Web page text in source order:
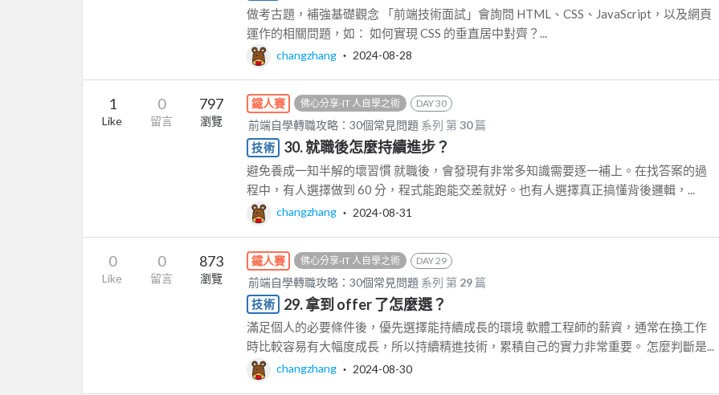
做考古題，補強基礎觀念 「前端技術面試」會詢問 HTML、CSS、JavaScript，以及網頁
運作的相關問題，如： 如何實現 CSS 的垂直居中對齊？...
changzhang ‧ 2024-08-28
1
Like
0
留言
797
瀏覽
鐵人賽 佛心分享-IT 人自學之術 DAY 30
前端自學轉職攻略：30個常見問題 系列 第30篇
技術
30. 就職後怎麼持續進步？
避免養成一知半解的壞習慣 就職後，會發現有非常多知識需要逐一補上。在找答案的過
程中，有人選擇做到 60 分，程式能跑能交差就好。也有人選擇真正搞懂背後邏輯，...
changzhang ‧ 2024-08-31
0
Like
0
留言
873
瀏覽
鐵人賽 佛心分享-IT 人自學之術 DAY 29
前端自學轉職攻略：30個常見問題 系列 第 29 篇
技術
29. 拿到 offer 了怎麼選？
滿足個人的必要條件後，優先選擇能持續成長的環境 軟體工程師的薪資，通常在換工作
時比較容易有大幅度成長，所以持續精進技術，累積自己的實力非常重要。 怎麼判斷是...
changzhang ‧ 2024-08-30